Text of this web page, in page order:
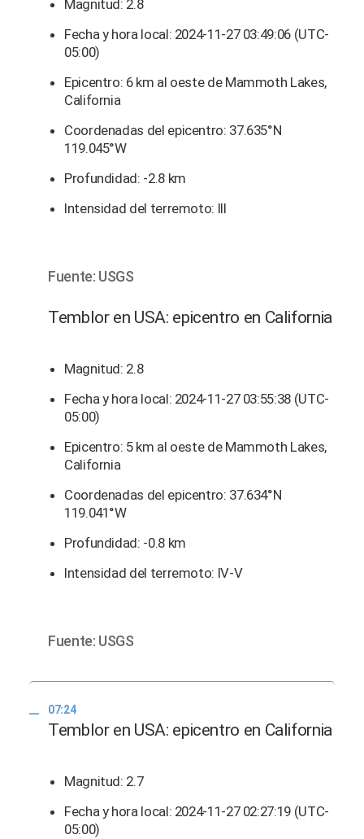
Magnitud: 2.8
Fecha y hora local: 2024-11-27 03:49:06 (UTC-
05:00)
Epicentro: 6 km al oeste de Mammoth Lakes,
California
Coordenadas del epicentro: 37.635°N
119.045°W
Profundidad: -2.8 km
Intensidad del terremoto: III
Fuente: USGS
Temblor en USA: epicentro en California
Magnitud: 2.8
Fecha y hora local: 2024-11-27 03:55:38 (UTC-
05:00)
Epicentro: 5 km al oeste de Mammoth Lakes,
California
Coordenadas del epicentro: 37.634°N
119.041°W
Profundidad: -0.8 km
Intensidad del terremoto: IV-V
Fuente: USGS
07:24
Temblor en USA: epicentro en California
Magnitud: 2.7
Fecha y hora local: 2024-11-27 02:27:19 (UTC-
05:00)